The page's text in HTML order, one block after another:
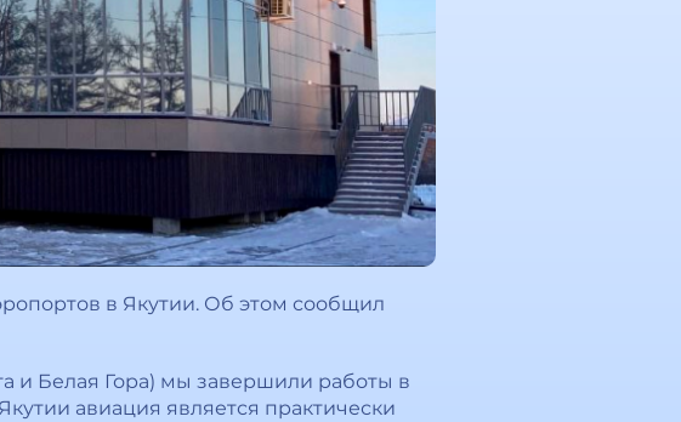
в Якутии. Об этом сообщил
и Белая Гора) мы завершили работы в
авиация является практически